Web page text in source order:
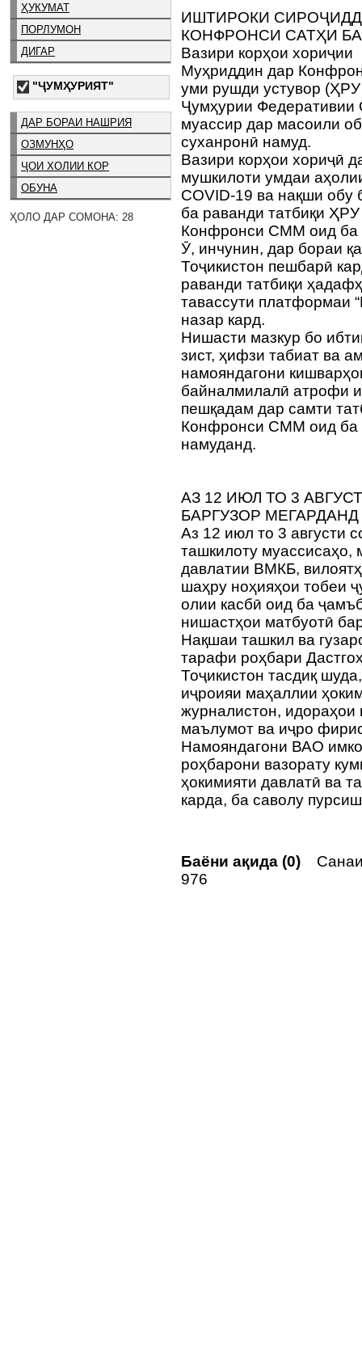
ҲУКУМАТ
ПОРЛУМОН
ДИГАР
"ҶУМҲУРИЯТ"
ДАР БОРАИ НАШРИЯ
ОЗМУНҲО
ҶОИ ХОЛИИ КОР
ОБУНА
ҲОЛО ДАР СОМОНА: 28
ИШТИРОКИ
КОНФРОНСИ САТҲИ
Вазири корҳои
Муҳриддин дар
уми рушди устувор
Ҷумҳурии Федеративии
муассир дар масоили
суханронӣ намуд.
Вазири корҳои хориҷӣ
мушкилоти умдаи
COVID-19 ва нақши
ба раванди татбиқи
Конфронси СММ оид ба
Ӯ, инчунин, дар бораи
Тоҷикистон пешбарӣ
раванди татбиқи
тавассути платформаи
назар кард.
Нишасти мазкур бо
зист, ҳифзи табиат ва
намояндагони
байналмилалӣ атрофи
пешқадам дар самти
Конфронси СММ оид ба
намуданд.
АЗ 12 ИЮЛ ТО 3
БАРГУЗОР МЕГАРДАНД
Аз 12 июл то 3 августи
ташкилоту муассисаҳо,
давлатии ВМКБ,
шаҳру ноҳияҳои тобеи
олии касбӣ оид ба
нишастҳои матбуотӣ
Нақшаи ташкил ва
тарафи роҳбари
Тоҷикистон тасдиқ
иҷроияи маҳаллии
журналистон,
маълумот ва иҷро
Намояндагони ВАО
роҳбарони вазорату
ҳокимияти давлатӣ ва
карда, ба саволу
Баёни ақида (0)
976